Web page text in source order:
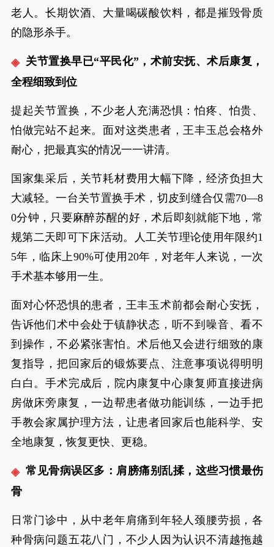
老人。长期饮酒、大量喝碳酸饮料，都是摧毁骨质
的隐形杀手。
关节置换早已“平民化”，术前安抚、术后康复，
全程细致到位
提起关节置换，不少老人充满恐惧：怕疼、怕贵、
怕做完站不起来。面对这类患者，王丰玉总会格外
耐心，把最真实的情况一一讲清。
国家集采后，关节耗材费用大幅下降，经济负担大
大减轻。一台关节置换手术，切皮到缝合仅需70—8
0分钟，只要麻醉苏醒的好，术后即刻就能下地，常
规第二天即可下床活动。人工关节理论使用年限约1
5年，临床上90%可使用20年，对老年人来说，一次
手术基本够用一生。
面对心怀恐惧的患者，王丰玉术前都会耐心安抚，
告诉他们术中会处于镇静状态，听不到噪音、看不
到操作，不必紧张害怕。术后他又会进行细致的康
复指导，把回家后的锻炼要点、注意事项说得明明
白白。手术完成后，院内康复中心康复师直接进病
房做床旁康复，一边帮患者做功能训练，一边手把
手教会家属护理方法，让患者回家后也能科学、安
全地康复，恢复更快、更稳。
常见骨病误区多：肩膀痛别乱揉，这些习惯最伤
骨
日常门诊中，从中老年肩痛到年轻人颈腰劳损，各
种骨病问题五花八门，不少人因为认识不清越拖越